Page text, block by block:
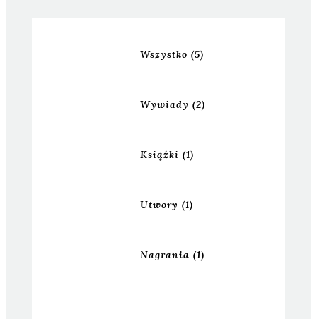
Wszystko (5)
Wywiady (2)
Książki (1)
Utwory (1)
Nagrania (1)